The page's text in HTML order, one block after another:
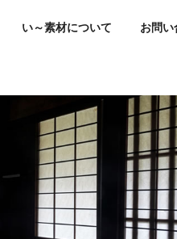
い～素材について お問い